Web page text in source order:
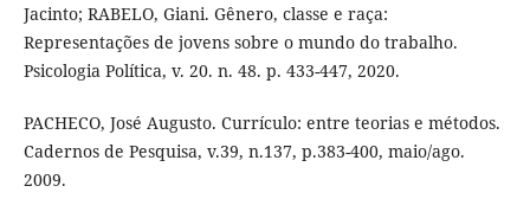
Jacinto; RABELO, Giani. Gênero, classe e raça:
Representações de jovens sobre o mundo do trabalho.
Psicologia Política, v. 20. n. 48. p. 433-447, 2020.
PACHECO, José Augusto. Currículo: entre teorias e métodos.
Cadernos de Pesquisa, v.39, n.137, p.383-400, maio/ago.
2009.